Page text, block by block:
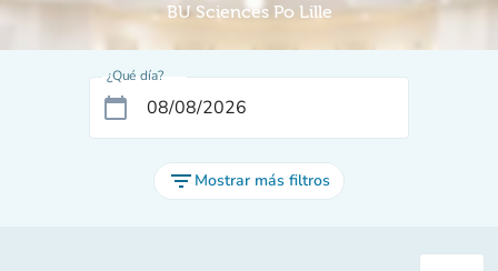
BU Sciences Po Lille
¿Qué día?
calendar_today
filter_list Mostrar más filtros